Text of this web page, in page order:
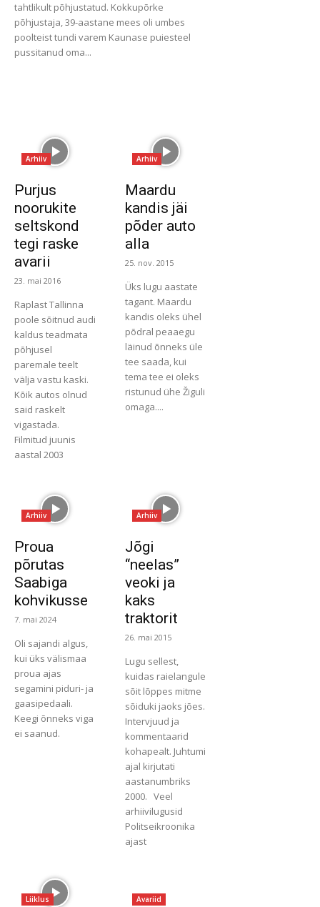
tahtlikult põhjustatud. Kokkupõrke
põhjustaja, 39-aastane mees oli umbes
poolteist tundi varem Kaunase puiesteel
pussitanud oma...
Arhiiv
Purjus
noorukite
seltskond
tegi raske
avarii
23. mai 2016
Raplast Tallinna
poole sõitnud audi
kaldus teadmata
põhjusel
paremale teelt
välja vastu kaski.
Kõik autos olnud
said raskelt
vigastada.
Filmitud juunis
aastal 2003
Arhiiv
Maardu
kandis jäi
põder auto
alla
25. nov. 2015
Üks lugu aastate
tagant. Maardu
kandis oleks ühel
põdral peaaegu
läinud õnneks üle
tee saada, kui
tema tee ei oleks
ristunud ühe Žiguli
omaga....
Arhiiv
Proua
põrutas
Saabiga
kohvikusse
7. mai 2024
Oli sajandi algus,
kui üks välismaa
proua ajas
segamini piduri- ja
gaasipedaali.
Keegi õnneks viga
ei saanud.
Arhiiv
Jõgi
“neelas”
veoki ja
kaks
traktorit
26. mai 2015
Lugu sellest,
kuidas raielangule
sõit lõppes mitme
sõiduki jaoks jões.
Intervjuud ja
kommentaarid
kohapealt. Juhtumi
ajal kirjutati
aastanumbriks
2000. Veel
arhiivilugusid
Politseikroonika
ajast
Liiklus Avariid